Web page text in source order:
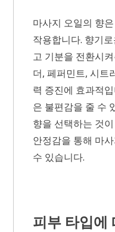
마사지 오일의 향
작용합니다. 향기
고 기분을 전환시
더, 페퍼민트, 시트
력 증진에 효과적
은 불편감을 줄 수
향을 선택하는 것
안정감을 통해 마
수 있습니다.
피부 타입에